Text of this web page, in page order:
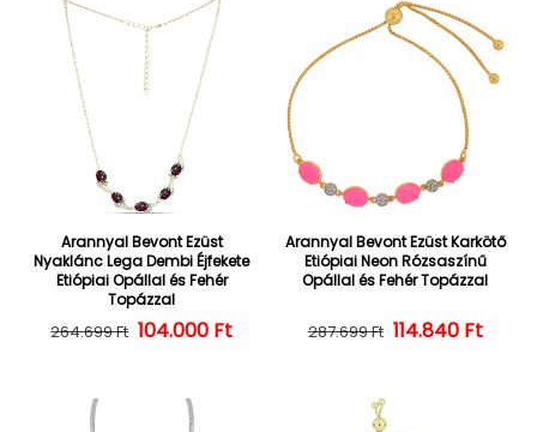
Arannyal Bevont Ezüst
Nyaklánc Lega Dembi Éjfekete
Etiópiai Opállal és Fehér
Topázzal
Normál ár
264.699 Ft Kedvezményes ár
104.000 Ft
Arannyal Bevont Ezüst Karkötő
Etiópiai Neon Rózsaszínű
Opállal és Fehér Topázzal
Normál ár
287.699 Ft 114.840 Ft